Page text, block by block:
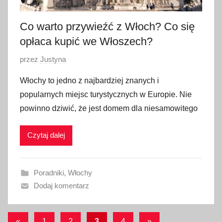
2
0
2
Co warto przywieźć z Włoch? Co się
opłaca kupić we Włoszech?
O
u
b
l
i
a
n
2
przez Justyna
Włochy to jedno z najbardziej znanych i
popularnych miejsc turystycznych w Europie. Nie
powinno dziwić, że jest domem dla niesamowitego
Czytaj dalej
Poradniki, Włochy
Dodaj komentarz